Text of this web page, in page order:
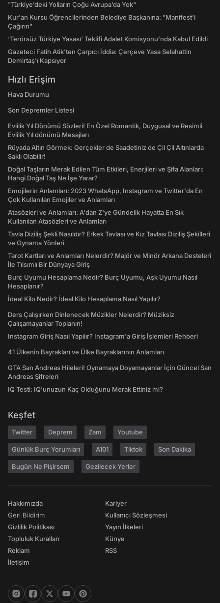
"Türkiye’deki Yolların Çoğu Avrupa’da Yok"
Kur'an Kursu Öğrencilerinden Belediye Başkanına: "Manifest’i
Çağırın"
‘Terörsüz Türkiye Yasası’ Teklifi Adalet Komisyonu'nda Kabul Edildi
Gazeteci Fatih Atik'ten Çarpıcı İddia: Çerçeve Yasa Selahattin
Demirtaş'ı Kapsıyor
Hızlı Erişim
Hava Durumu
Son Depremler Listesi
Evlilik Yıl Dönümü Sözleri! En Özel Romantik, Duygusal ve Resimli
Evlilik Yıl dönümü Mesajları
Rüyada Altın Görmek: Gerçekler de Saadetiniz de Çil Çil Altınlarda
Saklı Olabilir!
Doğal Taşların Merak Edilen Tüm Etkileri, Enerjileri ve Şifa Alanları:
Hangi Doğal Taş Ne İşe Yarar?
Emojilerin Anlamları: 2023 WhatsApp, Instagram ve Twitter'da En
Çok Kullanılan Emojiler ve Anlamları
Atasözleri ve Anlamları: A'dan Z'ye Gündelik Hayatta En Sık
Kullanılan Atasözleri ve Anlamları
Tavla Diziliş Şekli Nasıldır? Erkek Tavlası ve Kız Tavlası Diziliş Şekilleri
ve Oynama Yönleri
Tarot Kartları ve Anlamları Nelerdir? Majör ve Minör Arkana Desteleri
İle Tılsımlı Bir Dünyaya Giriş
Burç Uyumu Hesaplama Nedir? Burç Uyumu, Aşk Uyumu Nasıl
Hesaplanır?
İdeal Kilo Nedir? İdeal Kilo Hesaplama Nasıl Yapılır?
Ders Çalışırken Dinlenecek Müzikler Nelerdir? Müziksiz
Çalışamayanlar Toplanın!
Instagram Giriş Nasıl Yapılır? Instagram'a Giriş İşlemleri Rehberi
41 Ülkenin Bayrakları ve Ülke Bayraklarının Anlamları
GTA San Andreas Hileleri! Oynamaya Doyamayanlar İçin Güncel San
Andreas Şifreleri
IQ Testi: IQ'unuzun Kaç Olduğunu Merak Ettiniz mi?
Keşfet
Twitter Deprem Zam Youtube
Günlük Burç Yorumları A101 Tiktok Son Dakika
Bugün Ne Pişirsem Gezilecek Yerler
Hakkımızda
Geri Bildirim
Gizlilik Politikası
Topluluk Kuralları
Reklam
İletişim
Kariyer
Kullanıcı Sözleşmesi
Yayın İlkeleri
Künye
RSS